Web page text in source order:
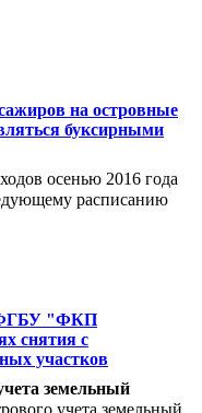
на островные
буксирными
осенью 2016 года
расписанию
ФГБУ "ФКП
снятия с
участков
земельный
учета земельный